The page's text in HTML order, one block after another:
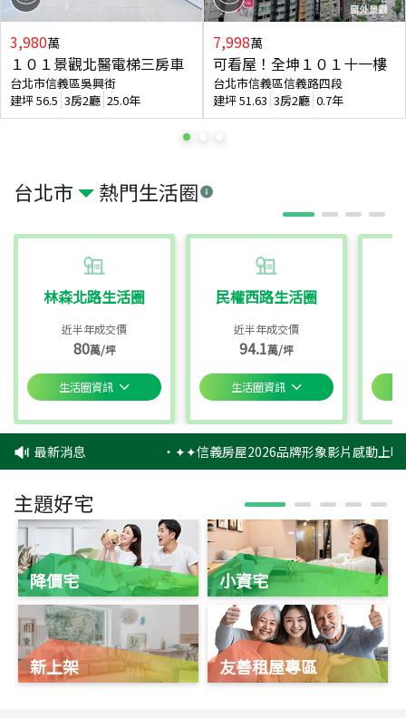
台北市 熱門生活圈
林森北路生活圈
近半年成交價
80萬/坪
生活圈資訊
民權西路生活圈
近半年成交價
94.1萬/坪
生活圈資訊
3,980萬
１０１景觀北醫電梯三房車
台北市信義區吳興街
建坪56.5 3房2廳 25.0年
7,998萬
可看屋！全坤１０１十一樓
台北市信義區信義路四段
建坪51.63 3房2廳 0.7年
最新消息 ‧✦✦信義房屋2026品牌形象影片感動上映
主題好宅
降價宅
新上架
小資宅
友善租屋專區